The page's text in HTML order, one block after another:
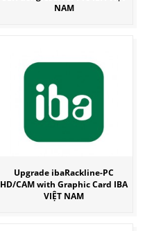
NAM
Upgrade ibaRackline-PC
HD/CAM with Graphic Card IBA
VIỆT NAM